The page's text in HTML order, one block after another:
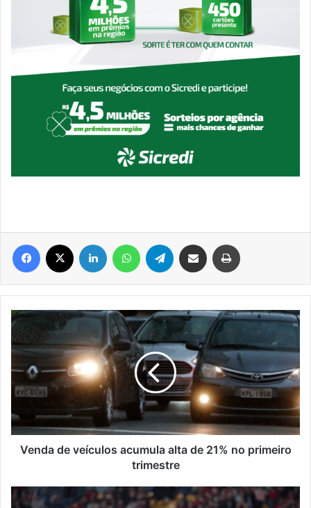
Facebook Linkedin WhatsAppTelegram Compartilhar via e-mail
Venda
de
veículos
alta
de
no
primeiro
trimestre
Venda de veículos acumula alta de 21% no primeiro
trimestre
Libertadores: